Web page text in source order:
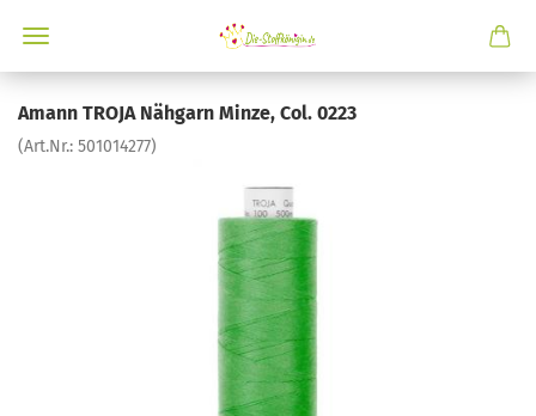
Amann TROJA Nähgarn Minze, Col. 0223
(Art.Nr.: 501014277)